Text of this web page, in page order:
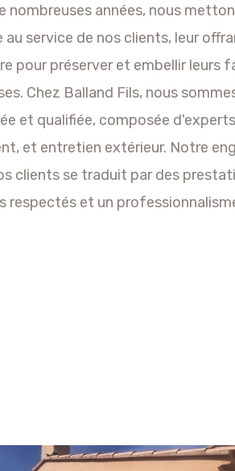
nombreuses années, nous
au service de nos clients, leur
pour préserver et embellir leurs
Chez Balland Fils, nous
et qualifiée, composée
et entretien extérieur. Notre
clients se traduit par des
respectés et un